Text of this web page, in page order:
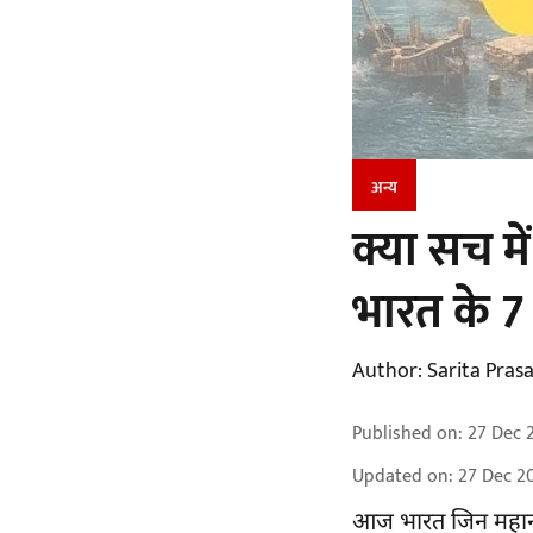
अन्य
क्या सच
भारत के
Author:Sarita
Published on: 27 Dec
Updated on: 27 Dec
आज भारत जिन